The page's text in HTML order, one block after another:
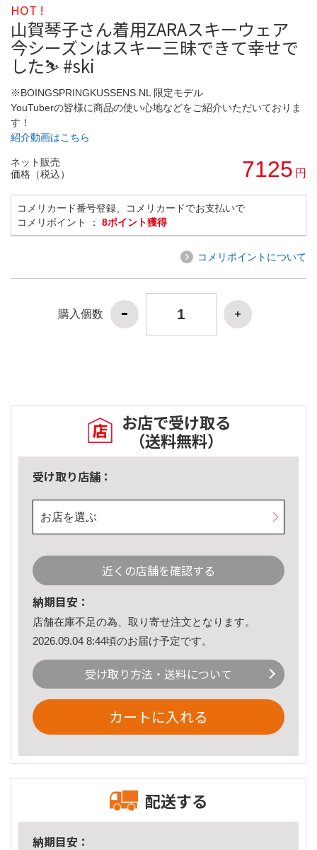
HOT !
山賀琴子さん着用ZARAスキーウェア
今シーズンはスキー三昧できて幸せで
した⛷️ #ski
※BOINGSPRINGKUSSENS.NL 限定モデル
YouTuberの皆様に商品の使い心地などをご紹介いただいておりま
す！
紹介動画はこちら
ネット販売
価格（税込）
7125 円
コメリカード番号登録、コメリカードでお支払いで
コメリポイント ： 8ポイント獲得
コメリポイントについて
購入個数
お店で受け取る
（送料無料）
受け取り店舗：
お店を選ぶ
近くの店舗を確認する
納期目安：
店舗在庫不足の為、取り寄せ注文となります。
2026.09.04 8:44頃のお届け予定です。
受け取り方法・送料について
カートに入れる
配送する
納期目安：